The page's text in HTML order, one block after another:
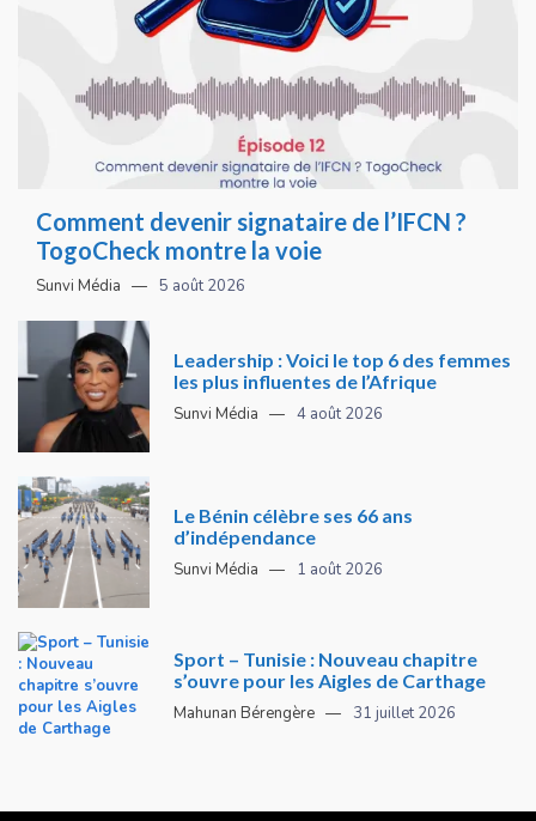
Comment devenir signataire de l’IFCN ?
TogoCheck montre la voie
Sunvi Média 5 août 2026
Leadership : Voici le top 6 des femmes
les plus influentes de l’Afrique
Sunvi Média 4 août 2026
Le Bénin célèbre ses 66 ans
d’indépendance
Sunvi Média 1 août 2026
Sport – Tunisie : Nouveau chapitre
s’ouvre pour les Aigles de Carthage
Mahunan Bérengère 31 juillet 2026